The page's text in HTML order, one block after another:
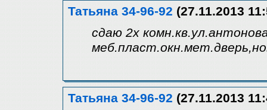
Татьяна 34-96-92 (27.11.2013
сдаю 2х
Татьяна 34-96-92 (27.11.2013